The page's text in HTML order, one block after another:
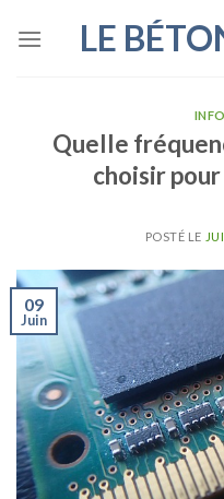
LE
Quelle
choisir pour
POSTÉ LE
09
Juin